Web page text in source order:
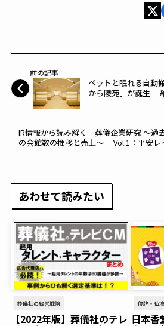
■樹木葬とは・・・私的な墓
なく、墓地（霊園）に遺骨を
辺にある樹木を墓標として